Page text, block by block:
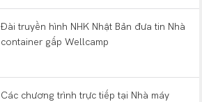
Đài truyền hình NHK Nhật Bản đưa tin Nhà
container gấp Wellcamp
Các chương trình trực tiếp tại Nhà máy